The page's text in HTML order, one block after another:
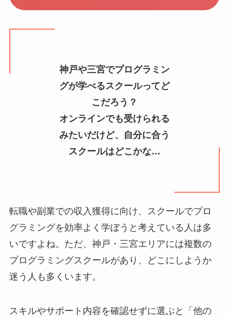
神戸や三宮でプログラミン
グが学べるスクールってど
こだろう？
オンラインでも受けられる
みたいだけど、自分に合う
スクールはどこかな…
転職や副業での収入獲得に向け、スクールでプロ
グラミングを効率よく学ぼうと考えている人は多
いですよね。ただ、神戸・三宮エリアには複数の
プログラミングスクールがあり、どこにしようか
迷う人も多くいます。
スキルやサポート内容を確認せずに選ぶと「他の